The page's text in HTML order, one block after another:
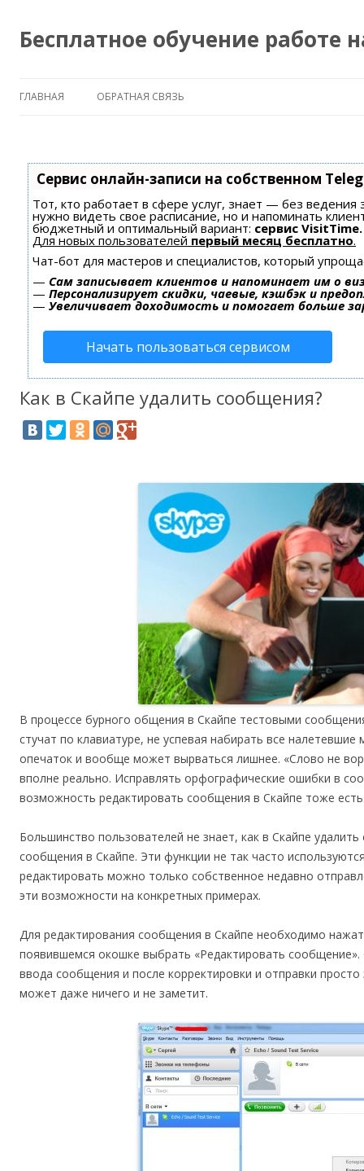
Бесплатное обучение работе
ГЛАВНАЯ ОБРАТНАЯ СВЯЗЬ
Сервис онлайн-записи на собственном
Тот, кто работает в сфере услуг, знает — без ведения
нужно видеть свое расписание, но и напоминать
бюджетный и оптимальный вариант: сервис VisitTime.
Для новых пользователей первый месяц бесплатно.
Чат-бот для мастеров и специалистов, который
— Сам записывает клиентов и напоминает им о
— Персонализирует скидки, чаевые, кэшбэк и
— Увеличивает доходимость и помогает больше
Начать пользоваться сервисом
Как в Скайпе удалить сообщения?
В процессе бурного общения в Скайпе тестовыми
стучат по клавиатуре, не успевая набирать все
опечаток и вообще может вырваться лишнее. «Слово не
вполне реально. Исправлять орфографические ошибки в
возможность редактировать сообщения в Скайпе тоже
Большинство пользователей не знает, как в Скайпе
сообщения в Скайпе. Эти функции не так часто
редактировать можно только собственное недавно
эти возможности на конкретных примерах.
Для редактирования сообщения в Скайпе необходимо
появившемся окошке выбрать «Редактировать
ввода сообщения и после корректировки и отправки
может даже ничего и не заметит.